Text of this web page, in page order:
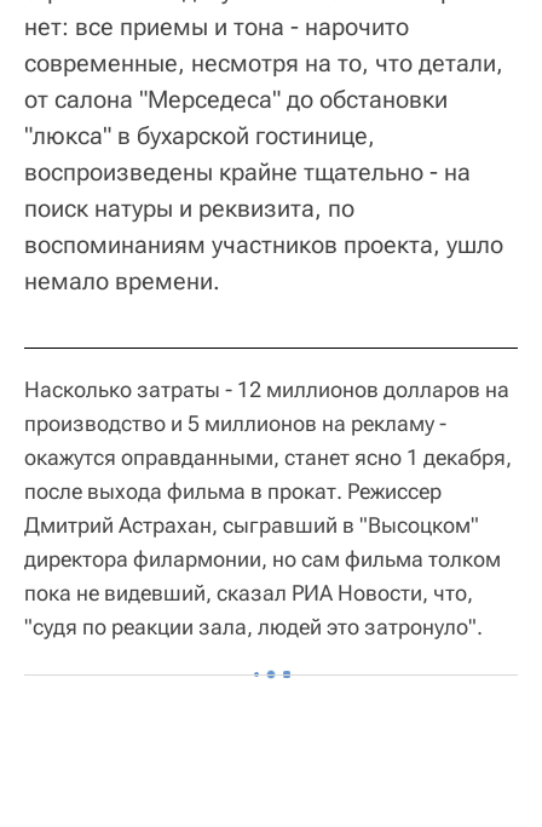
нет: все приемы и тона - нарочито
современные, несмотря на то, что детали,
от салона "Мерседеса" до обстановки
"люкса" в бухарской гостинице,
воспроизведены крайне тщательно - на
поиск натуры и реквизита, по
воспоминаниям участников проекта, ушло
немало времени.
Насколько затраты - 12 миллионов долларов на
производство и 5 миллионов на рекламу -
окажутся оправданными, станет ясно 1 декабря,
после выхода фильма в прокат. Режиссер
Дмитрий Астрахан, сыгравший в "Высоцком"
директора филармонии, но сам фильма толком
пока не видевший, сказал РИА Новости, что,
"судя по реакции зала, людей это затронуло".